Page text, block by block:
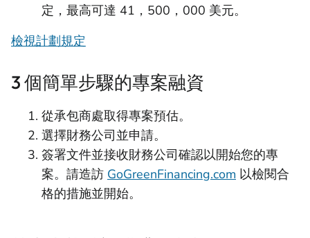
定，最高可達 41，500，000 美元。
檢視計劃規定
3 個簡單步驟的專案融資
從承包商處取得專案預估。
選擇財務公司並申請。
簽署文件並接收財務公司確認以開始您的專
案。請造訪 GoGreenFinancing.com 以檢閱合
格的措施並開始。